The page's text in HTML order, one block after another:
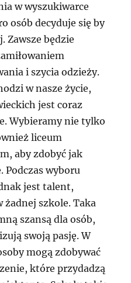
w wyszukiwarce
osób decyduje się by
Zawsze będzie
i szycia odzieży.
w nasze życie,
jest coraz
Wybieramy nie tylko
liceum
aby zdobyć jak
Podczas wyboru
jest talent,
żadnej szkole. Taka
szansą dla osób,
swoją pasję. W
mogą zdobywać
które przydadzą